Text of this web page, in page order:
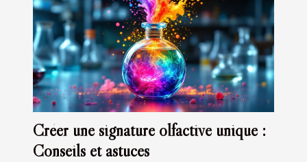
Créer une signature olfactive unique :
Conseils et astuces